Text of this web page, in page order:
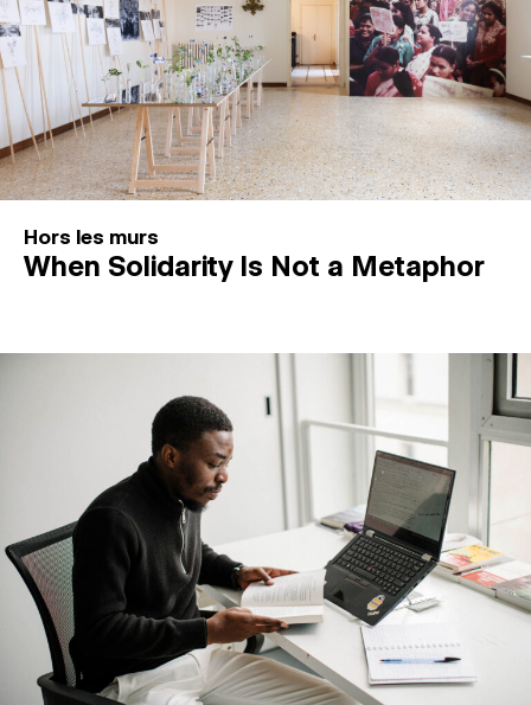
Hors les murs
When Solidarity Is Not a Metaphor